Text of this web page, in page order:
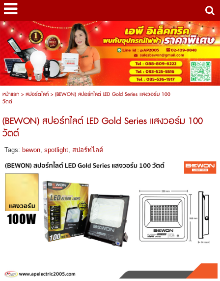
หน้าแรก> สปอร์ตไลท์> (BEWON) สปอร์ทไลต์ LED Gold Series แสงวอร์ม 100
วัตต์
(BEWON) สปอร์ทไลต์ LED Gold Series แสงวอร์ม 100
วัตต์
Tags: bewon, spotlight, สปอร์ทไลต์